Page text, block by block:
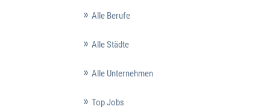
Alle Berufe
Alle Städte
Alle Unternehmen
Top Jobs